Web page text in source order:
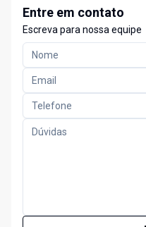
Entre em contato
Escreva para nossa equipe